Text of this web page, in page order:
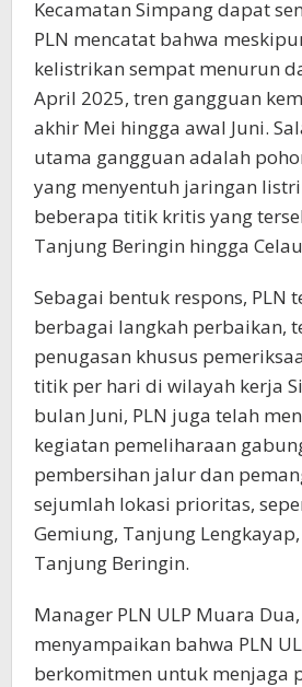
Kecamatan Simpang dapat
PLN mencatat bahwa
kelistrikan sempat menurun
April 2025, tren gangguan
akhir Mei hingga awal Juni.
utama gangguan adalah
yang menyentuh jaringan
beberapa titik kritis yang
Tanjung Beringin hingga
Sebagai bentuk respons, PLN
berbagai langkah perbaikan,
penugasan khusus
titik per hari di wilayah kerja
bulan Juni, PLN juga telah
kegiatan pemeliharaan
pembersihan jalur dan
sejumlah lokasi prioritas,
Gemiung, Tanjung
Tanjung Beringin.
Manager PLN ULP Muara
menyampaikan bahwa PLN
berkomitmen untuk menjaga